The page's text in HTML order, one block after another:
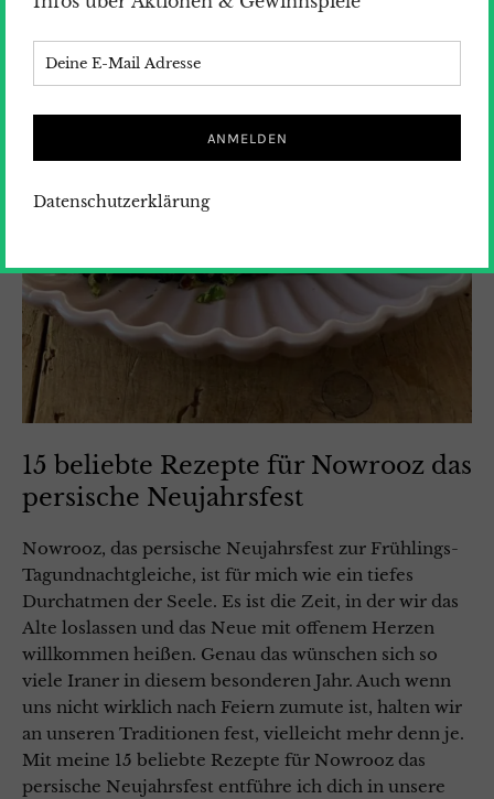
15 beliebte Rezepte für Nowrooz das
persische Neujahrsfest
Nowrooz, das persische Neujahrsfest zur Frühlings-
Tagundnachtgleiche, ist für mich wie ein tiefes
Durchatmen der Seele. Es ist die Zeit, in der wir das
Alte loslassen und das Neue mit offenem Herzen
willkommen heißen. Genau das wünschen sich so
viele Iraner in diesem besonderen Jahr. Auch wenn
uns nicht wirklich nach Feiern zumute ist, halten wir
an unseren Traditionen fest, vielleicht mehr denn je.
Mit meine 15 beliebte Rezepte für Nowrooz das
persische Neujahrsfest entführe ich dich in unsere
Datenschutzerklärung